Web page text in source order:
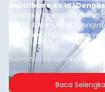
balitribune.co.id I
Denpasar mengalokasikan
Rp1,152 triliun untuk
warga kelompok rentan
garis kemiskinan. Langkah
guna menjaga masyarakat
kelompok desil 5 dan 6
merosot ke kategori miskin.
Submitted by contributor
Baca